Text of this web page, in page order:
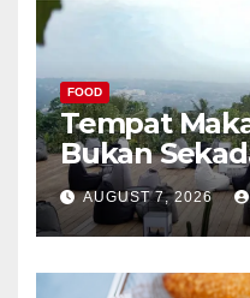
FOOD
Tempat
Bukan
AUGUST 7, 2026